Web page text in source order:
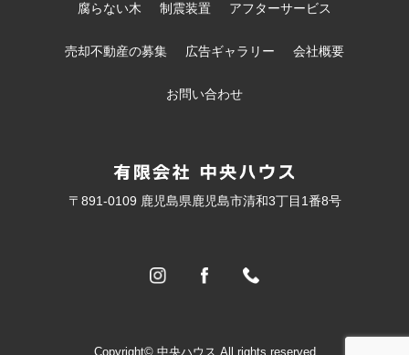
腐らない木 制震装置 アフターサービス
売却不動産の募集 広告ギャラリー 会社概要
お問い合わせ
〒891-0109 鹿児島県鹿児島市清和3丁目1番8号
Copyright© 中央ハウス All rights reserved